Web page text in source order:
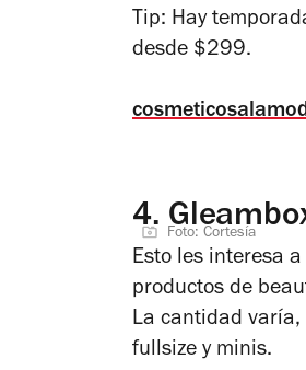
Tip: Hay
desde $299.
4. Foto: Cortesía
Esto les interesa
productos de
La cantidad varía,
fullsize y minis.